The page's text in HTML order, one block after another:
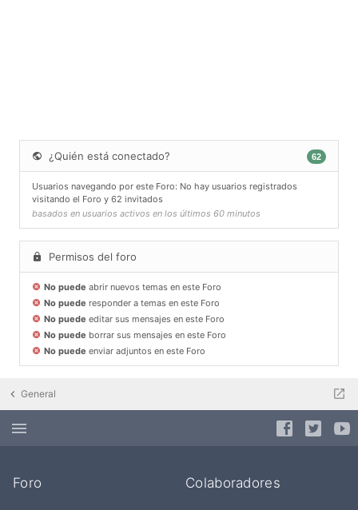
¿Quién está conectado? 62
Usuarios navegando por este Foro: No hay usuarios registrados
visitando el Foro y 62 invitados
basados en usuarios activos en los últimos 60 minutos
Permisos del foro
No puede abrir nuevos temas en este Foro
No puede responder a temas en este Foro
No puede editar sus mensajes en este Foro
No puede borrar sus mensajes en este Foro
No puede enviar adjuntos en este Foro
General
Foro Colaboradores